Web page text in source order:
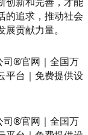
的追求，推动社会
贡献力量。